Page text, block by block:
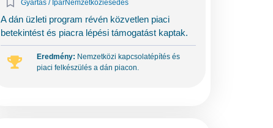
Gyártás / IparNemzetköziesedés
A dán üzleti program révén közvetlen piaci
betekintést és piacra lépési támogatást kaptak.
Eredmény: Nemzetközi kapcsolatépítés és
piaci felkészülés a dán piacon.